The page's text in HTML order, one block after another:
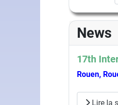
News
17th
Rouen,
Lire la